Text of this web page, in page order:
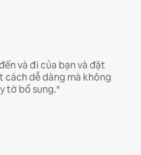
và đi của bạn và đặt
dễ dàng mà không
tờ bổ sung.*